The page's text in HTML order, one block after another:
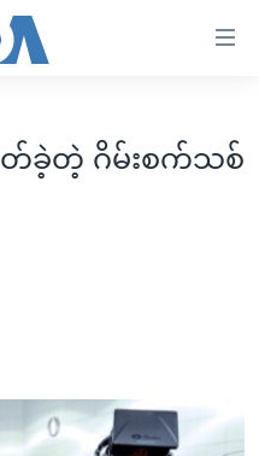
တ်ခဲ့တဲ့ ဂိမ်းစက်သစ်